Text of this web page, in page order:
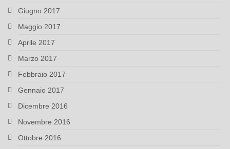
Giugno 2017
Maggio 2017
Aprile 2017
Marzo 2017
Febbraio 2017
Gennaio 2017
Dicembre 2016
Novembre 2016
Ottobre 2016